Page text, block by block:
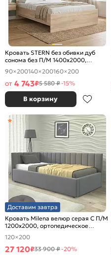
Кровать STERN без обивки дуб
сонома без П/М 1400x2000,
изголовье жесткое
90×200140×200160×200
от 4 743₽5 580 ₽-15%
В корзину
Доставим завтра
Кровать Milena велюр серая С П/М
1200x2000, ортопедическое
основание, изголовье мягкое
120×200
27 120₽33 900 ₽-20%